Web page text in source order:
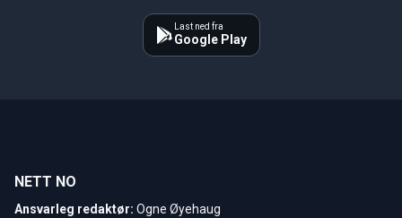
Last ned fra
Google Play
NETT NO
Ansvarleg redaktør: Ogne Øyehaug